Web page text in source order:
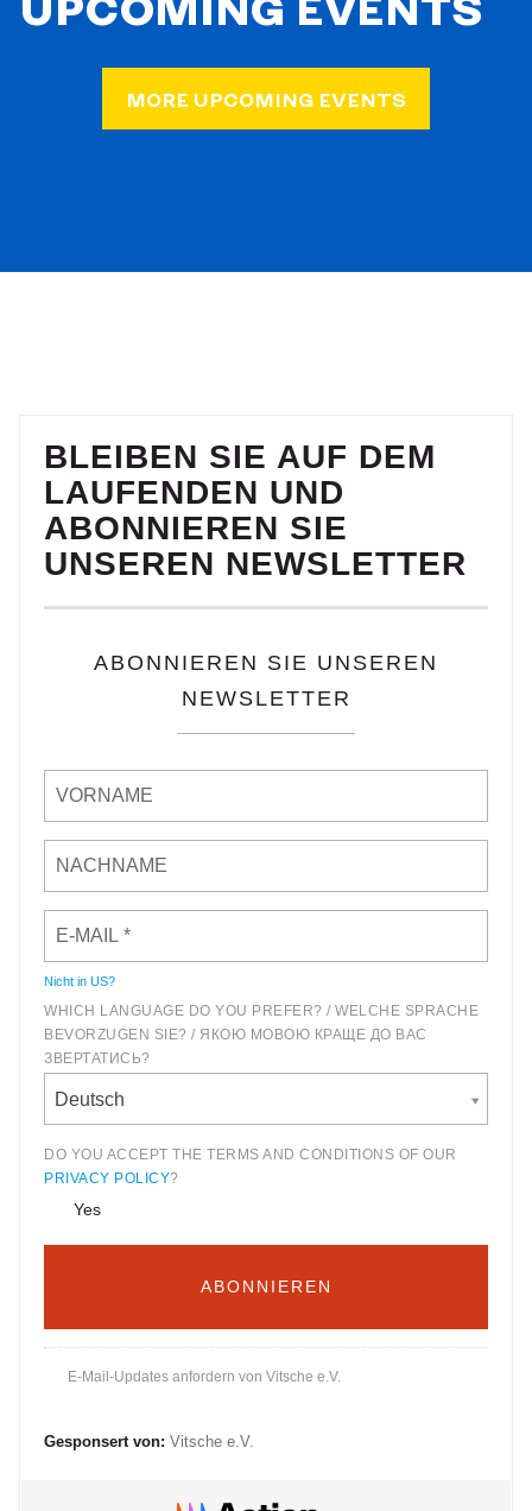
MORE UPCOMING EVENTS
BLEIBEN SIE AUF DEM
LAUFENDEN UND
ABONNIEREN SIE
UNSEREN NEWSLETTER
ABONNIEREN SIE UNSEREN
NEWSLETTER
Nicht in US?
WHICH LANGUAGE DO YOU PREFER? / WELCHE SPRACHE
BEVORZUGEN SIE? / ЯКОЮ МОВОЮ КРАЩЕ ДО ВАС
ЗВЕРТАТИСЬ?
Deutsch
DO YOU ACCEPT THE TERMS AND CONDITIONS OF OUR
PRIVACY POLICY?
Yes
E-Mail-Updates anfordern von Vitsche e.V.
Gesponsert von: Vitsche e.V.